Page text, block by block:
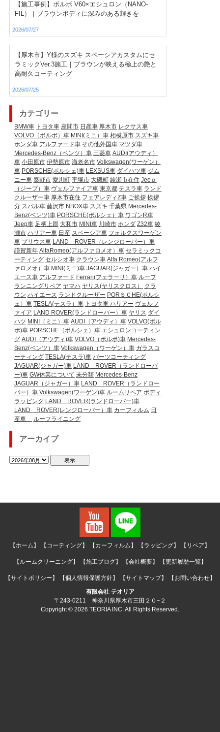
【施工事例】ボルボ V60×エシュロン（NANO-
FIL）｜ブラウンボディに深みのある輝きを
2026/07/27
【厚木市】Y様のスズキ スペーシアカスタムにセ
ラミックVer.3施工｜ブラウンが映える極上の艶と
高耐久コーティング
2026/07/25
カテゴリー
BMW車 トヨタ車 座間市 日産車 厚木市 レクサス車
VOLVO（ボルボ）車 MINI(ミニ）車 相模原市 スズキ車
ホンダ車 アルファード車 その他外国車 マツダ車
Mercedes-Benz（ベンツ）車 三菱車 AUDI(アウディ）
車 小田原市 伊勢原市 海老名市 Volkswagen(ワーゲン）
車 PORSCHE(ポルシェ)車 LEXSUS車 ダイハツ車 ジム
ニー車 秦野市 愛川町 平塚市 大磯町 綾瀬市在住 Jeeｐ
（ジープ）車 ヴェルファイア車 東京都 テスラ車 ランド
クルーザー車 厚木市在住 フェアレディZ車 ご挨拶 挨拶
分 スバル車 藤沢市 NBOX車 スズキ 千葉県 Mercedes-
Benz(ベンツ)車 PORSCHE(ポルシェ）車 ワゴンR車
Jeep車 足柄上郡 大和市 MINI車 川崎市 ホンダ Z32車 綾
瀬市 ハリアー車 日産 スペーシア車 フォルクスワーゲン
車 プリウス車 LAND ROVER（レンジローバー）車
謹賀新年 AlfaRomeo(アルファロメオ）車 セラミックコ
ーティング セルシオ車 クラウン車 Alfa Romeo(アルフ
ァロメオ）車 MINI(ミニ)車 JAGUAR(ジャガー）車 ハイ
エース車 アルファード Ferrari(フェラーリ）車 ルーフ
ランニングリペア ヤマハ ヤリス(ヤリスクロス）
クラ
ウン ハイエース ランドクルーザー PORＳＣHE(ポルシ
ェ）車 TESLA(テスラ）車 トヨタ車 ハリアー ヴェルフ
ァイア LAND ROVER(ランドローバー）車 ヤリス ダイ
ハツ MINI（ミニ）車 AUDI（アウディ）車 VOLVO(ボル
ボ)車 PORSCHE（ポルシェ）車 エシュロンコーティン
グ AUDI（アウディ)車 VOLVO（ボルボ)車 Mercedes-
Benz(ベンツ）車 Volkswagen（ワーゲン）車 ガラスコ
ーティング TESLA(テスラ)車 パーツコーティング
JAGUAR(ジャガー)車 LAND ROVER（ランドローバ
ー)車 GW休業について 未分類 Mercedes-Benz
JAGUAR（ジャガー）車 LAND ROVER（ランドロー
バー）車 Volkswagen(ワーゲン)車 ルームリペア ボディ
ラッピング LAND ROVER(ランドローバー)車
LAND ROVER(レンジローバー）車 カーフィルム 日
産車
ルーフライニング
アーカイブ
【ホーム】 【コーティング】 【カーフィルム】 【ラッピング】 【リペア】
【ルームクリーニング】 【施工ブログ】 【会社概要】 【更新履歴一覧】
【サイトポリシー】 【個人情報保護方針】 【サイトマップ】
【お問い合わせ】
有限会社 テオリア
〒243-0211 神奈川県厚木市三田２０−２
Copyright © 2026 TEORIA INC. All Rights Reserved.